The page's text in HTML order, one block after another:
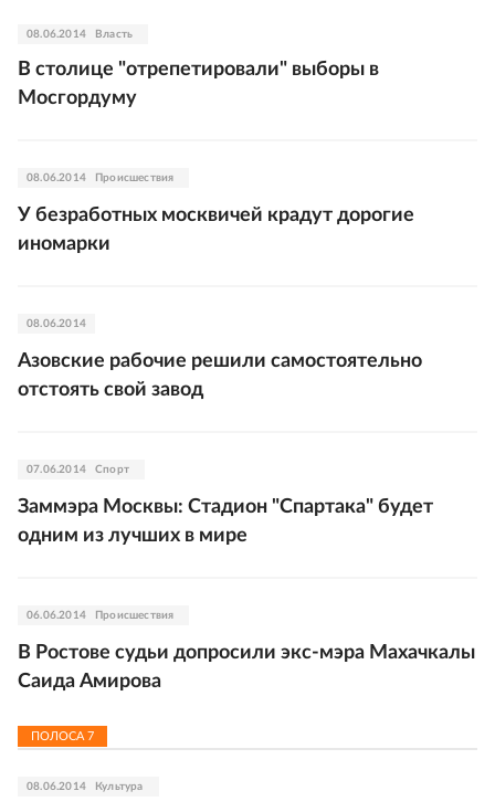
08.06.2014 Власть
В столице "отрепетировали" выборы в
Мосгордуму
08.06.2014 Происшествия
У безработных москвичей крадут дорогие
иномарки
08.06.2014
Азовские рабочие решили самостоятельно
отстоять свой завод
07.06.2014 Спорт
Заммэра Москвы: Стадион "Спартака" будет
одним из лучших в мире
06.06.2014 Происшествия
В Ростове судьи допросили экс-мэра Махачкалы
Саида Амирова
ПОЛОСА 7
08.06.2014 Культура